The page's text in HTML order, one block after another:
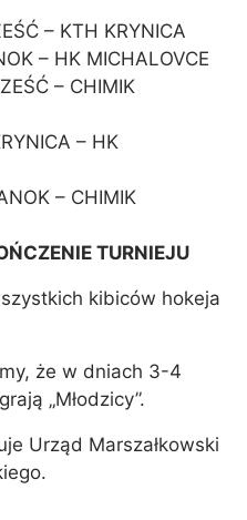
– KTH KRYNICA
– HK MICHALOVCE
– CHIMIK
– HK
– CHIMIK
TURNIEJU
kibiców hokeja
że w dniach 3-4
„Młodzicy”.
Urząd Marszałkowski